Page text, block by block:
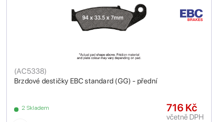
Brzdové destičky EBC standard (GG) - přední
(AC5338)
2 Skladem 716 Kč
včetně DPH